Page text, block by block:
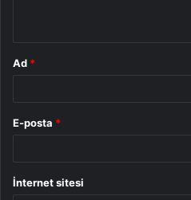
Ad *
E-posta *
İnternet sitesi